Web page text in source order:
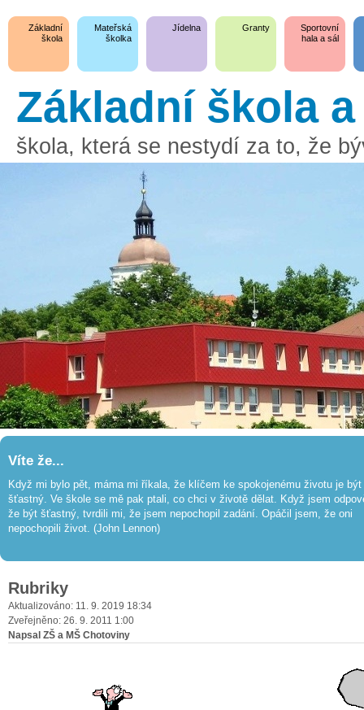
Základní
škola
Mateřská
školka
Jídelna Granty
Sportovní
hala a sál
Základní škola
škola, která se nestydí za to, že
Víte že...
Když mi bylo pět, máma mi říkala, že klíčem ke spokojenému životu je být
šťastný. Ve škole se mě pak ptali, co chci v životě dělat. Když jsem
že být šťastný, tvrdili mi, že jsem nepochopil zadání. Opáčil jsem, že oni
nepochopili život. (John Lennon)
Rubriky
Aktualizováno: 11. 9. 2019 18:34
Zveřejněno: 26. 9. 2011 1:00
Napsal ZŠ a MŠ Chotoviny